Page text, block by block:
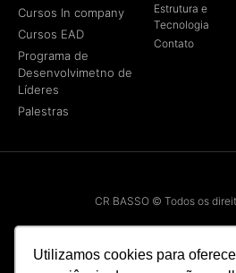
Utilizamos cookies para
Cursos In company
Cursos EAD
Programa de
Desenvolvimetno de
Líderes
Palestras
Estrutura e
Tecnologia
Contato
CR BASSO © Todos os